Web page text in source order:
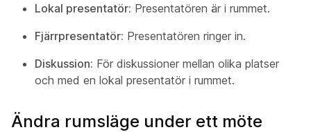
Lokal presentatör: Presentatören är i rummet.
Fjärrpresentatör: Presentatören ringer in.
Diskussion: För diskussioner mellan olika platser
och med en lokal presentatör i rummet.
Ändra rumsläge under ett möte